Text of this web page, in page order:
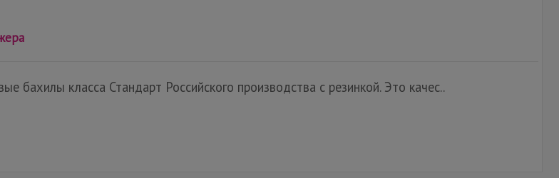
бахилы класса Стандарт Российского производства с резинкой. Это качес..